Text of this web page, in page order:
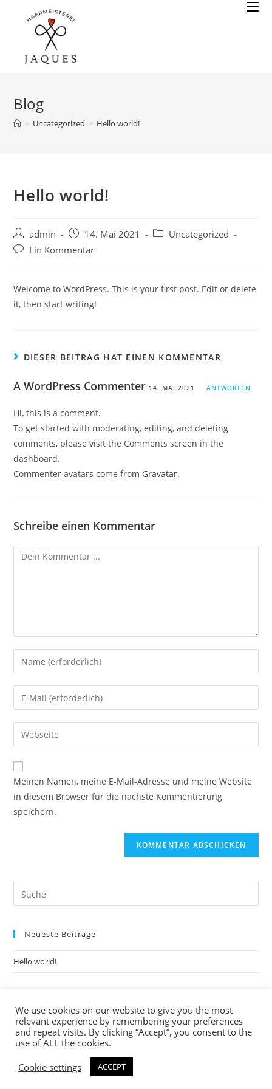
springen
Blog
> Uncategorized > Hello world!
Hello world!
Beitrags-
Autor:
admin
Beitrag
veröffentlicht:
14. Mai 2021
Beitrags-
Uncategorized
Beitrags-
Ein Kommentar
Welcome to WordPress. This is your first post. Edit or delete
it, then start writing!
DIESER BEITRAG HAT EINEN KOMMENTAR
A WordPress Commenter 14. MAI 2021 ANTWORTEN
Hi, this is a comment.
To get started with moderating, editing, and deleting
comments, please visit the Comments screen in the
dashboard.
Commenter avatars come from Gravatar.
Schreibe einen Kommentar
Kommentieren
Gib
deinen
Namen
oder
zum
Kommentieren
ein
Gib
deine
E-
Mail-
zum
Kommentieren
ein
Gib
deine
Website-
URL
Meinen Namen, meine E-Mail-Adresse und meine Website
in diesem Browser für die nächste Kommentierung
speichern.
Neueste Beiträge
Hello world!
A WordPress CommenterbeiHello world!
We use cookies on our website to give you the most
relevant experience by remembering your preferences
and repeat visits. By clicking “Accept”, you consent to the
use of ALL the cookies.
Cookie settings
ACCEPT